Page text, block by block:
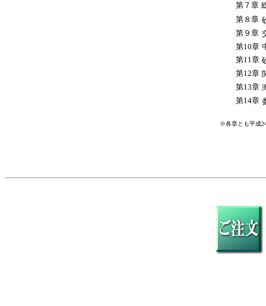
第７章
第８章
第９章
第10章
第11章
第12章
第13章
第14章
※各章とも平成